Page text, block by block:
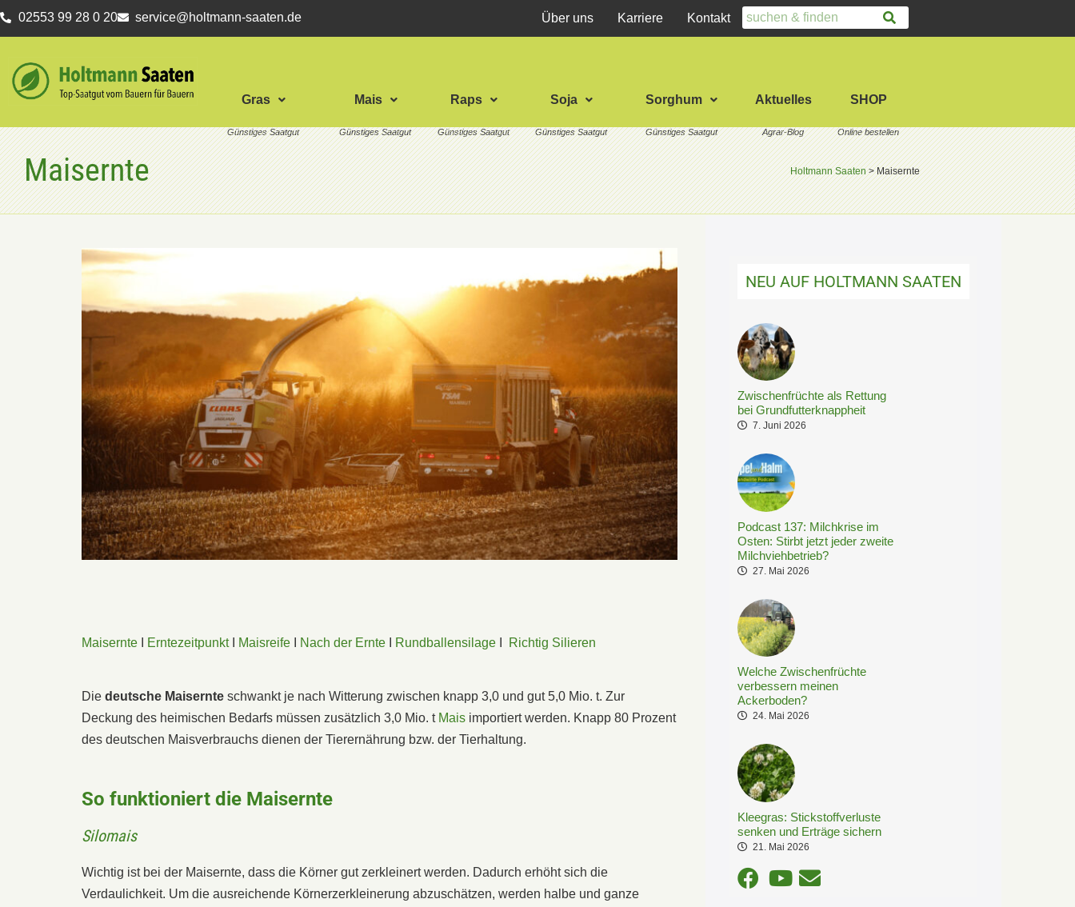
02553 99 28 0 20 service@holtmann-saaten.de Über uns Karriere Kontakt
Gras Mais Raps Soja Sorghum Aktuelles SHOP
Maisernte Holtmann Saaten>Maisernte
Maisernte ErntezeitpunktI Maisreife Nach der Ernte Rundballensilage Richtig Silieren
Die deutsche Maisernte schwankt je nach Witterung zwischen knapp 3,0 und gut 5,0 Mio. t. Zur
Deckung des heimischen Bedarfs müssen zusätzlich 3,0 Mio. t Mais importiert werden. Knapp 80 Prozent
des deutschen Maisverbrauchs dienen der Tierernährung bzw. der Tierhaltung.
So funktioniert die Maisernte
Silomais
Wichtig ist bei der Maisernte, dass die Körner gut zerkleinert werden. Dadurch erhöht sich die
Verdaulichkeit. Um die ausreichende Körnerzerkleinerung abzuschätzen, werden halbe und ganze
NEU AUF HOLTMANN SAATEN
Zwischenfrüchte als Rettung
bei Grundfutterknappheit
7. Juni 2026
Podcast 137: Milchkrise im
Osten: Stirbt jetzt jeder zweite
Milchviehbetrieb?
27. Mai 2026
Welche Zwischenfrüchte
verbessern meinen
Ackerboden?
24. Mai 2026
Kleegras: Stickstoffverluste
senken und Erträge sichern
21. Mai 2026